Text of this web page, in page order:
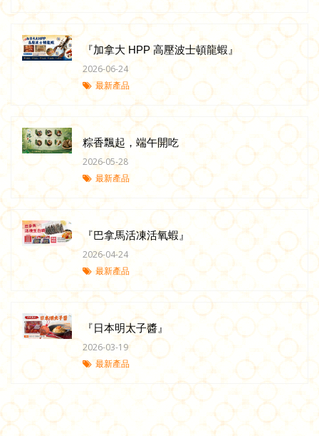
『加拿大 HPP 高壓波士頓龍蝦』
2026-06-24
最新產品
粽香飄起，端午開吃
2026-05-28
最新產品
『巴拿馬活凍活氧蝦』
2026-04-24
最新產品
『日本明太子醬』
2026-03-19
最新產品